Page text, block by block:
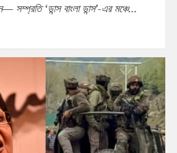
সম্প্রতি ‘ডান্স বাংলা ডান্স’-এর মঞ্চে...